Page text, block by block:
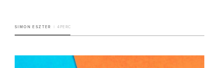
SIMON ESZTER 4 PERC